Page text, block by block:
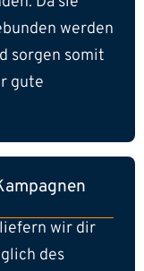
werden
sorgen somit
gute
liefern wir dir
des